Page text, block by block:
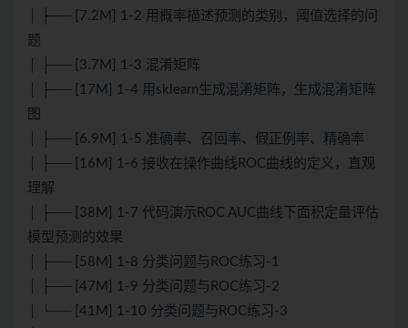
│ ├── [7.2M] 1-2 用概率描述预测的类别，阈值选择的问
题
│ ├── [3.7M] 1-3 混淆矩阵
│ ├── [17M] 1-4 用sklearn生成混淆矩阵，生成混淆矩阵
图
│ ├── [6.9M] 1-5 准确率、召回率、假正例率、精确率
│ ├── [16M] 1-6 接收在操作曲线ROC曲线的定义，直观
理解
│ ├── [38M] 1-7 代码演示ROC AUC曲线下面积定量评估
模型预测的效果
│ ├── [58M] 1-8 分类问题与ROC练习-1
│ ├── [47M] 1-9 分类问题与ROC练习-2
│ └── [41M] 1-10 分类问题与ROC练习-3